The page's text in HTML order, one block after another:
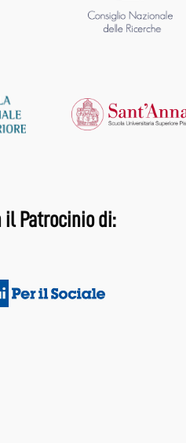
il Patrocinio di: